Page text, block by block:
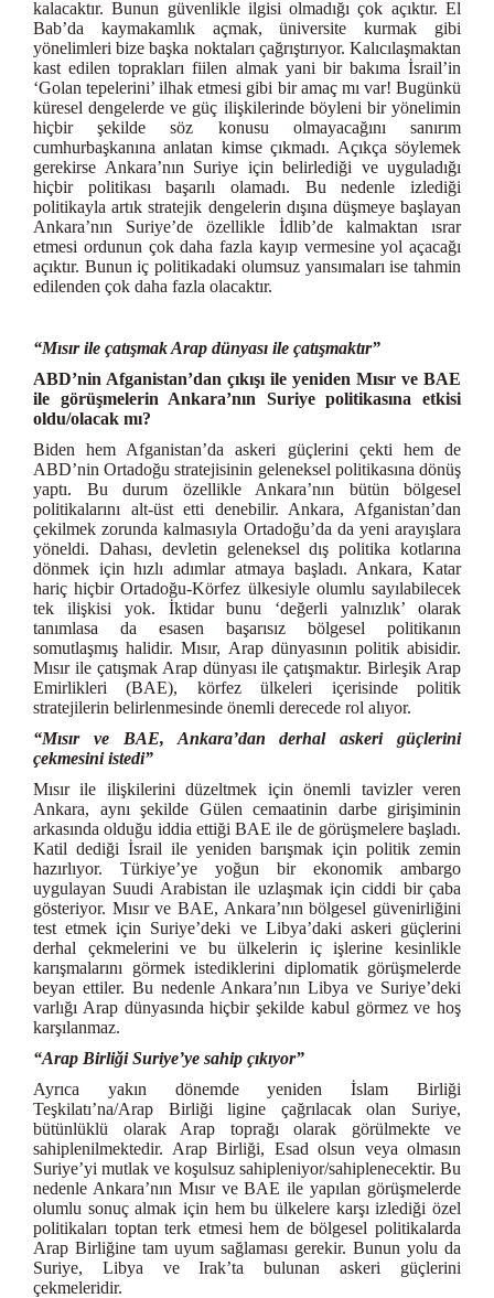
kalacaktır. Bunun güvenlikle ilgisi olmadığı çok açıktır. El
Bab’da kaymakamlık açmak, üniversite kurmak gibi
yönelimleri bize başka noktaları çağrıştırıyor. Kalıcılaşmaktan
kast edilen toprakları fiilen almak yani bir bakıma İsrail’in
‘Golan tepelerini’ ilhak etmesi gibi bir amaç mı var! Bugünkü
küresel dengelerde ve güç ilişkilerinde böyleni bir yönelimin
hiçbir şekilde söz konusu olmayacağını sanırım
cumhurbaşkanına anlatan kimse çıkmadı. Açıkça söylemek
gerekirse Ankara’nın Suriye için belirlediği ve uyguladığı
hiçbir politikası başarılı olamadı. Bu nedenle izlediği
politikayla artık stratejik dengelerin dışına düşmeye başlayan
Ankara’nın Suriye’de özellikle İdlib’de kalmaktan ısrar
etmesi ordunun çok daha fazla kayıp vermesine yol açacağı
açıktır. Bunun iç politikadaki olumsuz yansımaları ise tahmin
edilenden çok daha fazla olacaktır.
“Mısır ile çatışmak Arap dünyası ile çatışmaktır”
ABD’nin Afganistan’dan çıkışı ile yeniden Mısır ve BAE
ile görüşmelerin Ankara’nın Suriye politikasına etkisi
oldu/olacak mı?
Biden hem Afganistan’da askeri güçlerini çekti hem de
ABD’nin Ortadoğu stratejisinin geleneksel politikasına dönüş
yaptı. Bu durum özellikle Ankara’nın bütün bölgesel
politikalarını alt-üst etti denebilir. Ankara, Afganistan’dan
çekilmek zorunda kalmasıyla Ortadoğu’da da yeni arayışlara
yöneldi. Dahası, devletin geleneksel dış politika kotlarına
dönmek için hızlı adımlar atmaya başladı. Ankara, Katar
hariç hiçbir Ortadoğu-Körfez ülkesiyle olumlu sayılabilecek
tek ilişkisi yok. İktidar bunu ‘değerli yalnızlık’ olarak
tanımlasa da esasen başarısız bölgesel politikanın
somutlaşmış halidir. Mısır, Arap dünyasının politik abisidir.
Mısır ile çatışmak Arap dünyası ile çatışmaktır. Birleşik Arap
Emirlikleri (BAE), körfez ülkeleri içerisinde politik
stratejilerin belirlenmesinde önemli derecede rol alıyor.
“Mısır ve BAE, Ankara’dan derhal askeri güçlerini
çekmesini istedi”
Mısır ile ilişkilerini düzeltmek için önemli tavizler veren
Ankara, aynı şekilde Gülen cemaatinin darbe girişiminin
arkasında olduğu iddia ettiği BAE ile de görüşmelere başladı.
Katil dediği İsrail ile yeniden barışmak için politik zemin
hazırlıyor. Türkiye’ye yoğun bir ekonomik ambargo
uygulayan Suudi Arabistan ile uzlaşmak için ciddi bir çaba
gösteriyor. Mısır ve BAE, Ankara’nın bölgesel güvenirliğini
test etmek için Suriye’deki ve Libya’daki askeri güçlerini
derhal çekmelerini ve bu ülkelerin iç işlerine kesinlikle
karışmalarını görmek istediklerini diplomatik görüşmelerde
beyan ettiler. Bu nedenle Ankara’nın Libya ve Suriye’deki
varlığı Arap dünyasında hiçbir şekilde kabul görmez ve hoş
karşılanmaz.
“Arap Birliği Suriye’ye sahip çıkıyor”
Ayrıca yakın dönemde yeniden İslam Birliği
Teşkilatı’na/Arap Birliği ligine çağrılacak olan Suriye,
bütünlüklü olarak Arap toprağı olarak görülmekte ve
sahiplenilmektedir. Arap Birliği, Esad olsun veya olmasın
Suriye’yi mutlak ve koşulsuz sahipleniyor/sahiplenecektir. Bu
nedenle Ankara’nın Mısır ve BAE ile yapılan görüşmelerde
olumlu sonuç almak için hem bu ülkelere karşı izlediği özel
politikaları toptan terk etmesi hem de bölgesel politikalarda
Arap Birliğine tam uyum sağlaması gerekir. Bunun yolu da
Suriye, Libya ve Irak’ta bulunan askeri güçlerini
çekmeleridir.